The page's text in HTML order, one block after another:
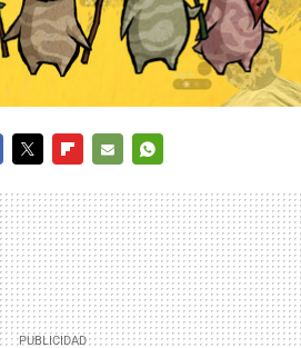
MAIL